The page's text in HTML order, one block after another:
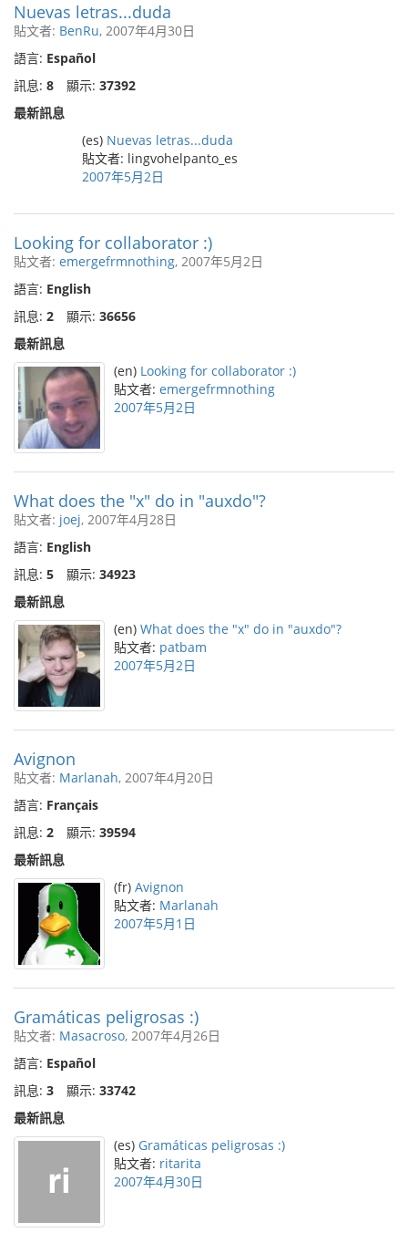
Nuevas letras...duda
貼文者: BenRu, 2007年4月30日
語言: Español
訊息: 8 顯示: 37392
最新訊息
(es) Nuevas letras...duda
貼文者: lingvohelpanto_es
2007年5月2日
Looking for collaborator :)
貼文者: emergefrmnothing, 2007年5月2日
語言: English
訊息: 2 顯示: 36656
最新訊息
(en) Looking for collaborator :)
貼文者: emergefrmnothing
2007年5月2日
What does the "x" do in "auxdo"?
貼文者: joej, 2007年4月28日
語言: English
訊息: 5 顯示: 34923
最新訊息
(en) What does the "x" do in "auxdo"?
貼文者: patbam
2007年5月2日
Avignon
貼文者: Marlanah, 2007年4月20日
語言: Français
訊息: 2 顯示: 39594
最新訊息
(fr) Avignon
貼文者: Marlanah
2007年5月1日
Gramáticas peligrosas :)
貼文者: Masacroso, 2007年4月26日
語言: Español
訊息: 3 顯示: 33742
最新訊息
(es) Gramáticas peligrosas :)
貼文者: ritarita
2007年4月30日